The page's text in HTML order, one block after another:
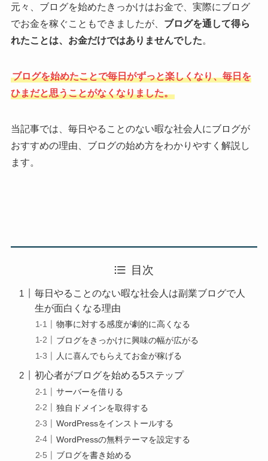
元々、ブログを始めたきっかけはお金で、実際にブログ
でお金を稼ぐこともできましたが、 ブログを通して得ら
れたことは、お金だけではありませんでした。
ブログを始めたことで毎日がずっと楽しくなり、毎日を
ひまだと思うことがなくなりました。
当記事では、毎日やることのない暇な社会人にブログが
おすすめの理由、ブログの始め方をわかりやすく解説し
ます。
目次
毎日やることのない暇な社会人は副業ブログで人
生が面白くなる理由
物事に対する感度が劇的に高くなる
ブログをきっかけに興味の幅が広がる
人に喜んでもらえてお金が稼げる
初心者がブログを始める5ステップ
サーバーを借りる
独自ドメインを取得する
WordPressをインストールする
WordPressの無料テーマを設定する
ブログを書き始める